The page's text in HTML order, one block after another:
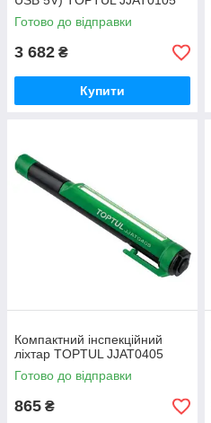
Готово до відправки
3 682 ₴
Купити
Компактний інспекційний
ліхтар TOPTUL JJAT0405
Готово до відправки
865 ₴